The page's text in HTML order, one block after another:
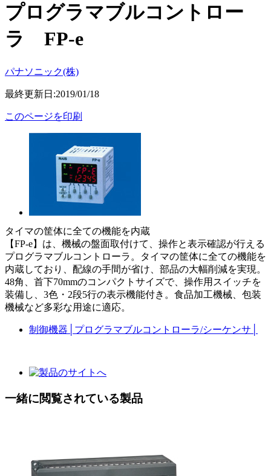
プログラマブルコントロー
ラ FP-e
パナソニック(株)
最終更新日:2019/01/18
このページを印刷
タイマの筐体に全ての機能を内蔵
【FP-e】は、機械の盤面取付けて、操作と表示確認が行える
プログラマブルコントローラ。タイマの筐体に全ての機能を
内蔵しており、配線の手間が省け、部品の大幅削減を実現。
48角、首下70mmのコンパクトサイズで、操作用スイッチを
装備し、3色・2段5行の表示機能付き。食品加工機械、包装
機械など多彩な用途に適応。
制御機器 プログラマブルコントローラ/シーケンサ
一緒に閲覧されている製品